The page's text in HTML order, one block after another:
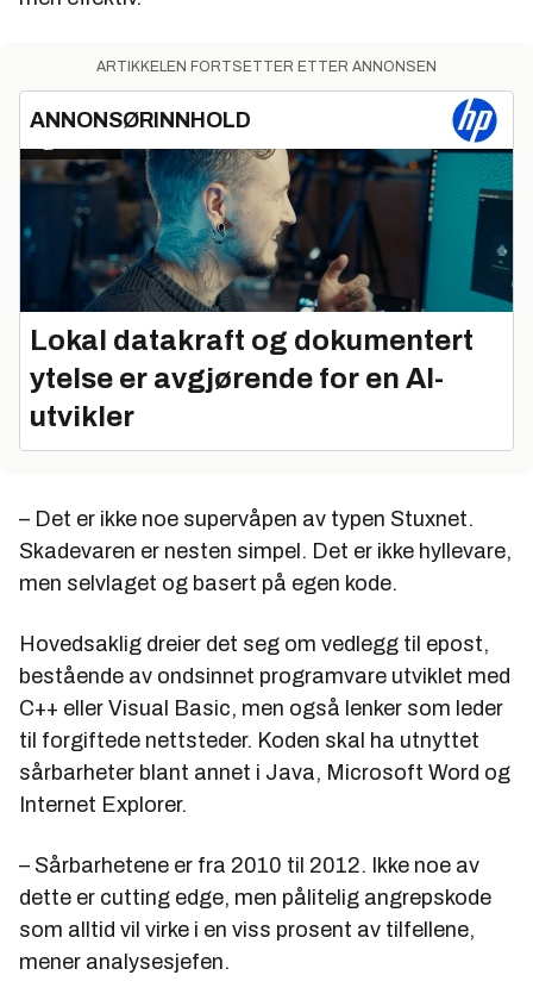
ARTIKKELEN FORTSETTER ETTER ANNONSEN
ANNONSØRINNHOLD
Lokal datakraft og dokumentert
ytelse er avgjørende for en AI-
utvikler
– Det er ikke noe supervåpen av typen Stuxnet.
Skadevaren er nesten simpel. Det er ikke hyllevare,
men selvlaget og basert på egen kode.
Hovedsaklig dreier det seg om vedlegg til epost,
bestående av ondsinnet programvare utviklet med
C++ eller Visual Basic, men også lenker som leder
til forgiftede nettsteder. Koden skal ha utnyttet
sårbarheter blant annet i Java, Microsoft Word og
Internet Explorer.
– Sårbarhetene er fra 2010 til 2012. Ikke noe av
dette er cutting edge, men pålitelig angrepskode
som alltid vil virke i en viss prosent av tilfellene,
mener analysesjefen.